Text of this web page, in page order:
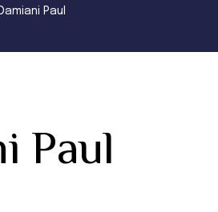
Damiani Paul
Paul